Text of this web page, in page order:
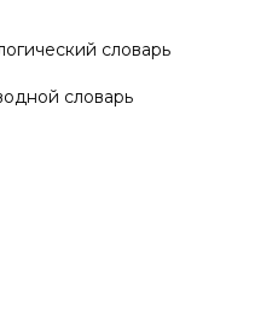
словарь
словарь